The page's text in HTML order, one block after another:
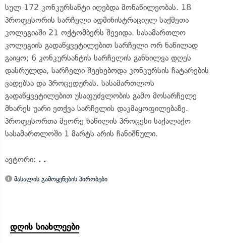
სულ 172 კონკურსანტი იღებდა მონაწილეობას. 18
პროფესორის სარჩელი ადმინისტრაციულ საქმეთა
კოლეგიაში 21 ოქტომბერს შევიდა. სასამართლო
კოლეგიის გადაწყვეტილებით სარჩელი ორ ნაწილად
გაიყო; 6 კონკურსანტის სარჩელის განხილვა დღეს
დასრულდა, სარჩელი შეეხებოდა კონკურსის ჩატარების
ვადებსა და პროცედურას. სასამართლოს
გადაწყვეტილებით უსაფუძვლობის გამო მოსარჩელე
მხარეს უარი ეთქვა სარჩელის დაკმაყოფილებაზე.
პროფესორთა მეორე ნაწილის პროცესი საქალაქო
სასამართლოში 1 მარტს არის ჩანიშნული.
ავტორი: . .
მასალის გამოყენების პირობები
დღის სიახლეები